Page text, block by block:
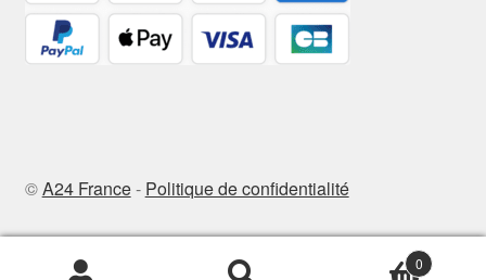
©A24 France- Politique de confidentialité
Recherche
Recherche
0